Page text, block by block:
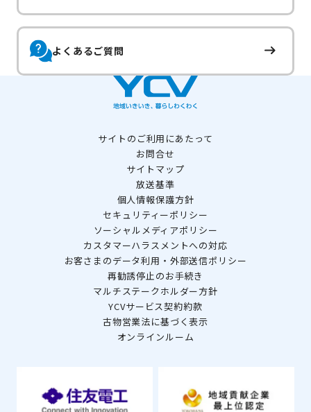
よくあるご質問
サイトのご利用にあたって
お問合せ
サイトマップ
放送基準
個人情報保護方針
セキュリティーポリシー
ソーシャルメディアポリシー
カスタマーハラスメントへの対応
お客さまのデータ利用・外部送信ポリシー
再勧誘停止のお手続き
マルチステークホルダー方針
YCVサービス契約約款
古物営業法に基づく表示
オンラインルーム